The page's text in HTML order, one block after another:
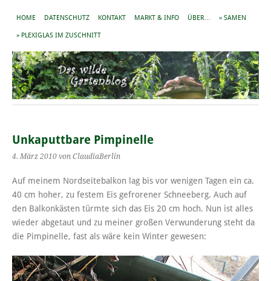
HOME DATENSCHUTZ KONTAKT MARKT & INFO ÜBER… » SAMEN
» PLEXIGLAS IM ZUSCHNITT
Unkaputtbare Pimpinelle
4. März 2010 von ClaudiaBerlin
Auf meinem Nordseitebalkon lag bis vor wenigen Tagen ein ca.
40 cm hoher, zu festem Eis gefrorener Schneeberg. Auch auf
den Balkonkästen türmte sich das Eis 20 cm hoch. Nun ist alles
wieder abgetaut und zu meiner großen Verwunderung steht da
die Pimpinelle, fast als wäre kein Winter gewesen: